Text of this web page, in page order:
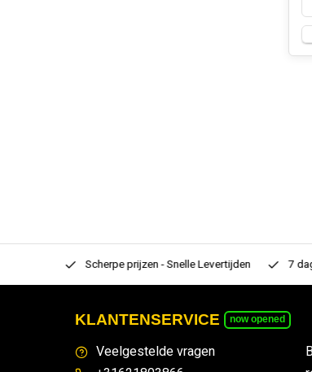
Scherpe prijzen - Snelle Levertijden 7
KLANTENSERVICE now opened
Veelgestelde vragen